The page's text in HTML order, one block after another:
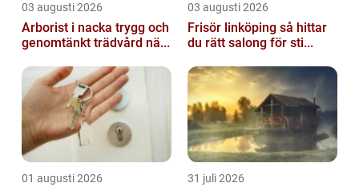
03 augusti 2026
Arborist i nacka trygg och
genomtänkt trädvård nä...
03 augusti 2026
Frisör linköping så hittar
du rätt salong för sti...
01 augusti 2026 31 juli 2026